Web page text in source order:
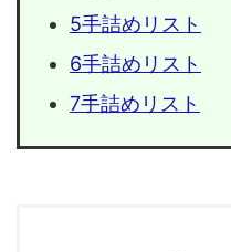
5手詰めリスト
6手詰めリスト
7手詰めリスト